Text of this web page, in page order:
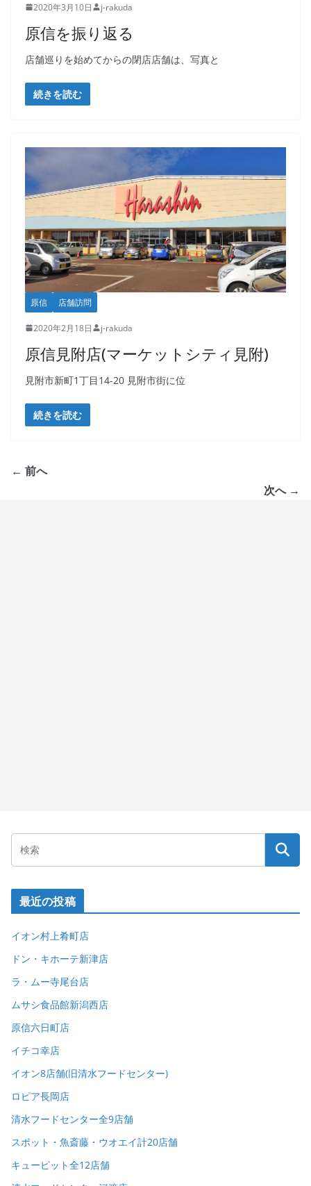
2020年3月10日 j-rakuda
原信を振り返る
店舗巡りを始めてからの閉店店舗は、写真と
続きを読む
原信 店舗訪問
2020年2月18日 j-rakuda
原信見附店(マーケットシティ見附)
見附市新町1丁目14-20 見附市街に位
続きを読む
← 前へ
次へ →
最近の投稿
イオン村上肴町店
ドン・キホーテ新津店
ラ・ムー寺尾台店
ムサシ食品館新潟西店
原信六日町店
イチコ幸店
イオン8店舗(旧清水フードセンター)
ロピア長岡店
清水フードセンター全9店舗
スポット・魚斎藤・ウオエイ計20店舗
キューピット全12店舗